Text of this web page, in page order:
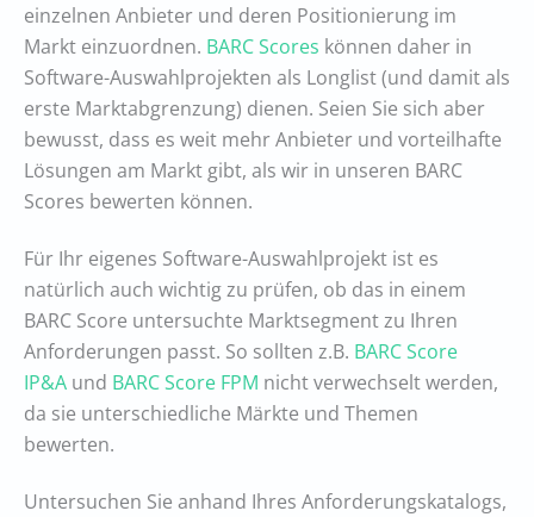
einzelnen Anbieter und deren Positionierung im
Markt einzuordnen. BARC Scores können daher in
Software-Auswahlprojekten als Longlist (und damit als
erste Marktabgrenzung) dienen. Seien Sie sich aber
bewusst, dass es weit mehr Anbieter und vorteilhafte
Lösungen am Markt gibt, als wir in unseren BARC
Scores bewerten können.
Für Ihr eigenes Software-Auswahlprojekt ist es
natürlich auch wichtig zu prüfen, ob das in einem
BARC Score untersuchte Marktsegment zu Ihren
Anforderungen passt. So sollten z.B. BARC Score
IP&A und BARC Score FPM nicht verwechselt werden,
da sie unterschiedliche Märkte und Themen
bewerten.
Untersuchen Sie anhand Ihres Anforderungskatalogs,